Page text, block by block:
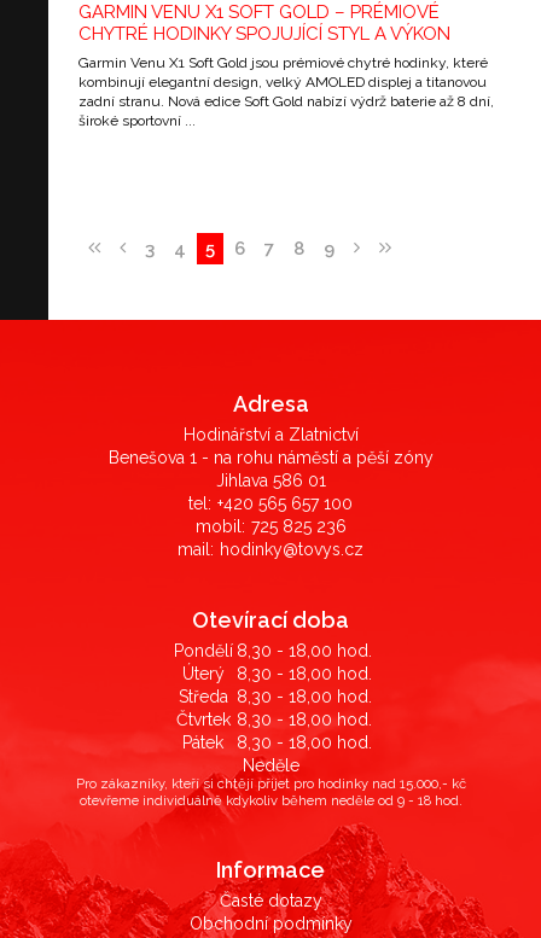
GARMIN VENU X1 SOFT GOLD – PRÉMIOVÉ
CHYTRÉ HODINKY SPOJUJÍCÍ STYL A VÝKON
Garmin Venu X1 Soft Gold jsou prémiové chytré hodinky, které
kombinují elegantní design, velký AMOLED displej a titanovou
zadní stranu. Nová edice Soft Gold nabízí výdrž baterie až 8 dní,
široké sportovní ...
3 4 5 6 7 8 9
Adresa
Hodinářství a Zlatnictví
Benešova 1 - na rohu náměstí a pěší zóny
Jihlava 586 01
tel: +420 565 657 100
mobil: 725 825 236
mail: hodinky@tovys.cz
Otevírací doba
Pondělí 8,30 - 18,00 hod.
Úterý
8,30 - 18,00 hod.
Středa 8,30 - 18,00 hod.
Čtvrtek 8,30 - 18,00 hod.
Pátek
8,30 - 18,00 hod.
Neděle
Pro zákazníky, kteří si chtějí přijet pro hodinky nad 15.000,- kč
otevřeme individuálně kdykoliv během neděle od 9 - 18 hod.
Informace
Časté dotazy
Obchodní podmínky